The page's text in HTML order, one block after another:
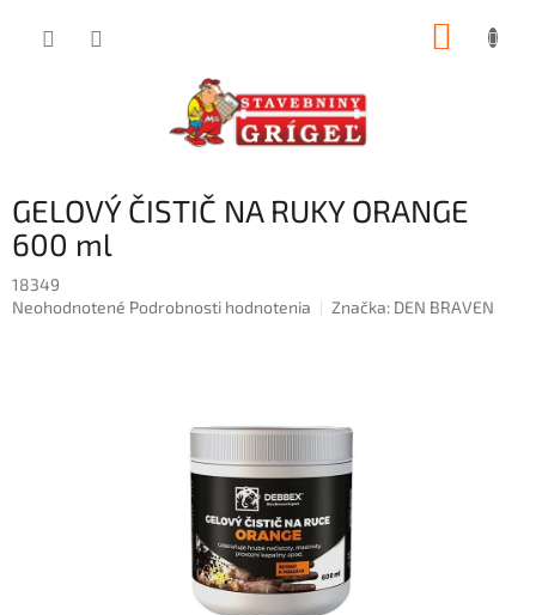
GELOVÝ ČISTIČ NA RUKY ORANGE
600 ml
18349
Priemerné
Neohodnotené Podrobnosti hodnotenia Značka: DEN BRAVEN